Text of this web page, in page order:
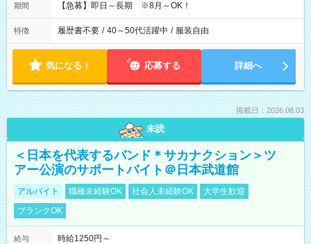
期間 【急募】即日～長期 ※8月～OK！
特徴 履歴書不要 / 40～50代活躍中 / 服装自由
気になる！ 応募する 詳細へ
掲載日：2026.08.03
未読
＜日本を代表するバンド＊サカナクション＞ツ
アー公演のサポートバイト＠日本武道館
アルバイト 職種未経験OK 社会人未経験OK
大学生歓迎
ブランクOK
給与
時給1250円～